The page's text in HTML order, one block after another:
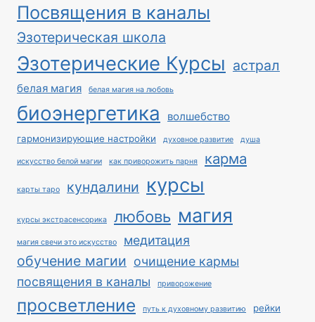
Посвящения в каналы
Эзотерическая школа
Эзотерические Курсы астрал
белая магия белая магия на любовь
биоэнергетика волшебство
гармонизирующие настройки духовное развитие душа
искусство белой магии как приворожить парня карма
карты таро кундалини курсы
курсы экстрасенсорика любовь магия
магия свечи это искусство медитация
обучение магии очищение кармы
посвящения в каналы
приворожение
просветление путь к духовному развитию рейки